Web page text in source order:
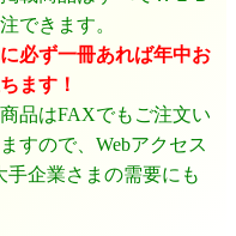
できます。
必ず一冊あれば年中お
ます！
品はFAXでもご注文い
すので、Webアクセス
企業さまの需要にも